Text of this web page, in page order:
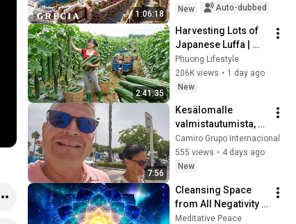
1:06:18
Travel Video
New
Auto-dubbed
2:41:35
Harvesting Lots of
Japanese Luffa |
Taking Fresh Luffa
to the Countryside
Market
Phuong Lifestyle
206K views • 1 day ago
New
7:56
Kesälomalle
valmistautumista,
etäkauppoja ja
arkea Espanjassa
🇪🇸☀️
Camiro Grupo Internacional
555 views • 4 days ago
New
Cleansing Space
from All Negativity -
Deep Energy
Meditative Peace